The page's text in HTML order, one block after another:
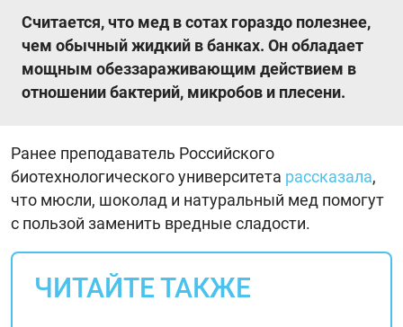
Считается, что мед в сотах гораздо полезнее,
чем обычный жидкий в банках. Он обладает
мощным обеззараживающим действием в
отношении бактерий, микробов и плесени.
Ранее преподаватель Российского
биотехнологического университета рассказала,
что мюсли, шоколад и натуральный мед помогут
с пользой заменить вредные сладости.
ЧИТАЙТЕ ТАКЖЕ